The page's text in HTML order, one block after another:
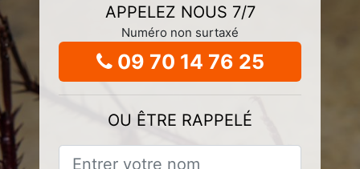
APPELEZ NOUS 7/7
Numéro non surtaxé
09 70 14 76 25
OU ÊTRE RAPPELÉ